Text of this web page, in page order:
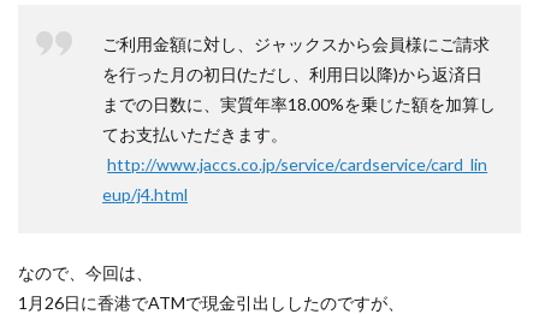
ご利用金額に対し、ジャックスから会員様にご請求
を行った月の初日(ただし、利用日以降)から返済日
までの日数に、実質年率18.00%を乗じた額を加算し
てお支払いただきます。
http://www.jaccs.co.jp/service/cardservice/card_lin
eup/j4.html
なので、今回は、
1月26日に香港でATMで現金引出ししたのですが、